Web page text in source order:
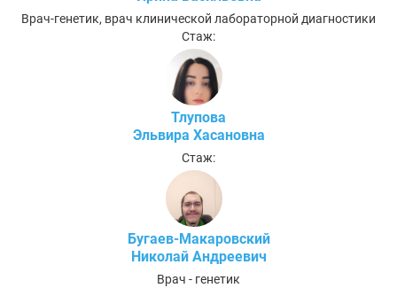
Врач-генетик, врач клинической лабораторной диагностики
Стаж:
Тлупова
Эльвира Хасановна
Стаж:
Бугаев-Макаровский
Николай Андреевич
Врач - генетик